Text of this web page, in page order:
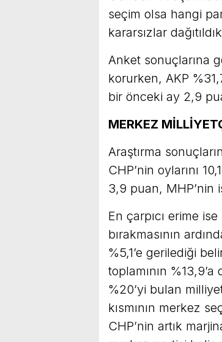
seçim olsa hangi
kararsızlar
Anket sonuçlarına
korurken, AKP
bir önceki ay 2,9
MERKEZ
Araştırma
CHP’nin oylarını
3,9 puan, MHP’nin
En çarpıcı erime
bırakmasının
%5,1’e gerilediği
toplamının
%20’yi bulan
kısmının merkez
CHP’nin artık